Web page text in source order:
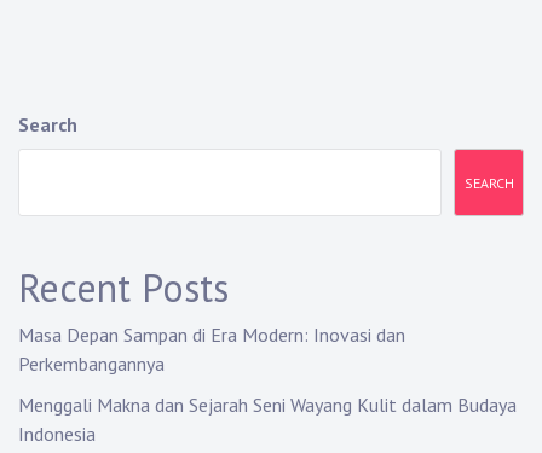
Search
SEARCH
Recent Posts
Masa Depan Sampan di Era Modern: Inovasi dan
Perkembangannya
Menggali Makna dan Sejarah Seni Wayang Kulit dalam Budaya
Indonesia